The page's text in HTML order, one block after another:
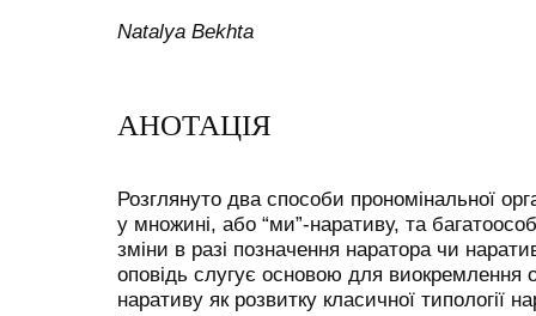
Natalya Bekhta
АНОТАЦІЯ
Розглянуто два способи прономінальної
у множині, або “ми”-наративу, та
зміни в разі позначення наратора чи
оповідь слугує основою для виокремлення
наративу як розвитку класичної типології